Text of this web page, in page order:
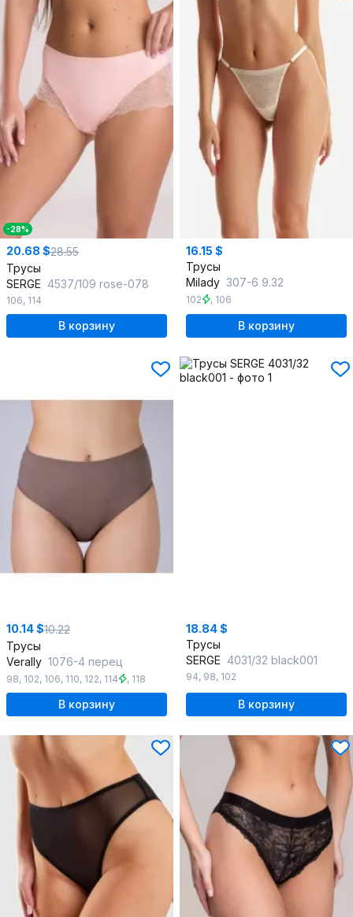
-28%
20.68 $28.55
Трусы
SERGE 4537/109 rose-078
106, 114
В корзину
16.15 $
Трусы
Milady 307-6 9.32
102 , 106
В корзину
10.14 $10.22
Трусы
Verally 1076-4 перец
98, 102, 106, 110, 122, 114 , 118
В корзину
18.84 $
Трусы
SERGE 4031/32 black001
94, 98, 102
В корзину